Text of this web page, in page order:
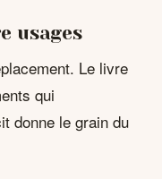
usages
Le livre
qui
donne le grain du